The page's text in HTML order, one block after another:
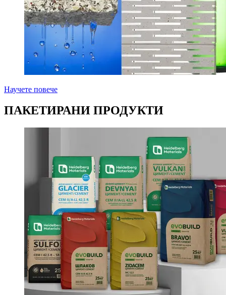
Научете повече
ПАКЕТИРАНИ ПРОДУКТИ